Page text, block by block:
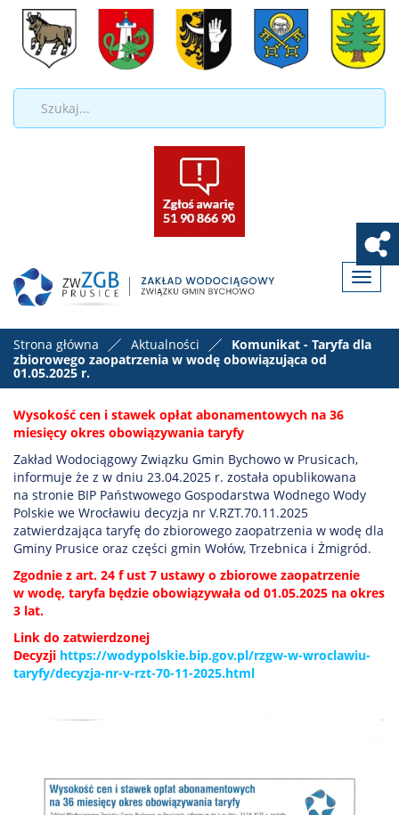
Toggle
Strona główna Aktualności
Komunikat - Taryfa dla
zbiorowego zaopatrzenia w wodę obowiązująca od
01.05.2025 r.
Wysokość cen i stawek opłat abonamentowych na 36
miesięcy okres obowiązywania taryfy
Zakład Wodociągowy Związku Gmin Bychowo w Prusicach,
informuje że z w dniu 23.04.2025 r. została opublikowana
na stronie BIP Państwowego Gospodarstwa Wodnego Wody
Polskie we Wrocławiu decyzja nr V.RZT.70.11.2025
zatwierdzająca taryfę do zbiorowego zaopatrzenia w wodę dla
Gminy Prusice oraz części gmin Wołów, Trzebnica i Żmigród.
Zgodnie z art. 24 f ust 7 ustawy o zbiorowe zaopatrzenie
w wodę, taryfa będzie obowiązywała od 01.05.2025 na okres
3 lat.
Link do zatwierdzonej
Decyzji https://wodypolskie.bip.gov.pl/rzgw-w-wroclawiu-
taryfy/decyzja-nr-v-rzt-70-11-2025.html